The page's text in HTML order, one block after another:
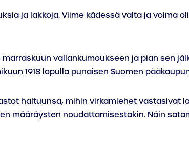
ja lakkoja. Viime kädessä valta ja voima
vallankumoukseen ja pian sen
1918 lopulla punaisen Suomen
haltuunsa, mihin virkamiehet vastasivat
määräysten noudattamisestakin. Näin